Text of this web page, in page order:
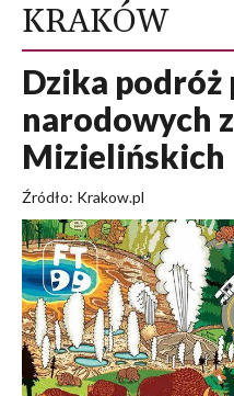
KRAKÓW
Dzika podróż
narodowych
Mizielińskich
Źródło: Krakow.pl